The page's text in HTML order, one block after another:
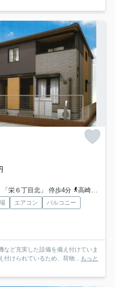
栄６丁目北」 停歩4分
高崎線「上尾」駅 バス28分 「栄六丁目栄北」 停歩3分
エアコン
バルコニー
ど充実した設備を備え付けていま
付けられているため、荷物... もっと